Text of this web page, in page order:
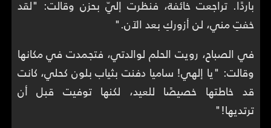
باردًا. تراجعت خائفة، فنظرت إليّ بحزن وقالت: "لقد
خفتِ مني، لن أزوركِ بعد الآن."
في الصباح، رويت الحلم لوالدتي، فتجمدت في مكانها
وقالت: "يا إلهي! ساميا دفنت بثياب بلون كحلي، كانت
قد خاطتها خصيصًا للعيد، لكنها توفيت قبل أن
ترتديها!"